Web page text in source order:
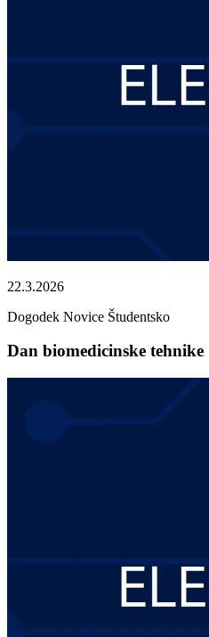
22.3.2026
Dogodek Novice Študentsko
Dan biomedicinske tehnike